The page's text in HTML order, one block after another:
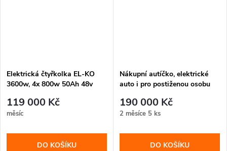
Elektrická čtyřkolka EL-KO
3600w, 4x 800w 50Ah 48v
119 000 Kč
měsíc
DO KOŠÍKU
Nákupní autíčko, elektrické
auto i pro postiženou osobu
190 000 Kč
2 měsíce 5 ks
DO KOŠÍKU